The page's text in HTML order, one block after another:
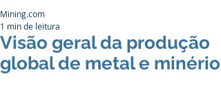
Visão geral da produção
global de metal e minério
Mining.com
1 min de leitura